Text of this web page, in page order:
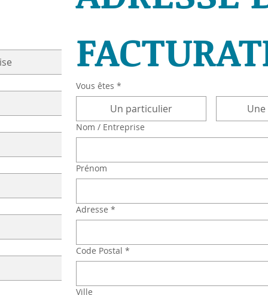
Vous êtes *
Un particulier
Nom / Entreprise
Prénom
Adresse *
Code Postal *
Ville